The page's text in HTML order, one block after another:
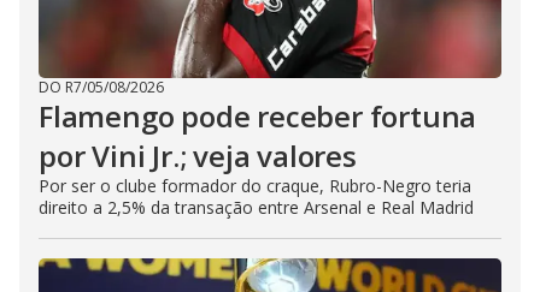
DO R7/05/08/2026
Flamengo pode receber fortuna
por Vini Jr.; veja valores
Por ser o clube formador do craque, Rubro-Negro teria
direito a 2,5% da transação entre Arsenal e Real Madrid